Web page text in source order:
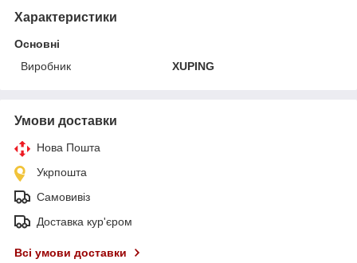
Характеристики
Основні
Виробник
XUPING
Умови доставки
Нова Пошта
Укрпошта
Самовивіз
Доставка кур'єром
Всі умови доставки